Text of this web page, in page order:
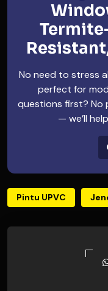
No need to stress
perfect for
questions first? No
— we’ll
Pintu UPVC